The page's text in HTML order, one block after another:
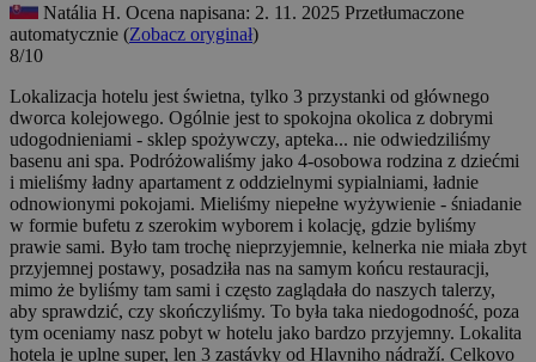
Natália H. Ocena napisana: 2. 11. 2025 Przetłumaczone
automatycznie (Zobacz oryginał)
8/10
Lokalizacja hotelu jest świetna, tylko 3 przystanki od głównego
dworca kolejowego. Ogólnie jest to spokojna okolica z dobrymi
udogodnieniami - sklep spożywczy, apteka... nie odwiedziliśmy
basenu ani spa. Podróżowaliśmy jako 4-osobowa rodzina z dziećmi
i mieliśmy ładny apartament z oddzielnymi sypialniami, ładnie
odnowionymi pokojami. Mieliśmy niepełne wyżywienie - śniadanie
w formie bufetu z szerokim wyborem i kolację, gdzie byliśmy
prawie sami. Było tam trochę nieprzyjemnie, kelnerka nie miała zbyt
przyjemnej postawy, posadziła nas na samym końcu restauracji,
mimo że byliśmy tam sami i często zaglądała do naszych talerzy,
aby sprawdzić, czy skończyliśmy. To była taka niedogodność, poza
tym oceniamy nasz pobyt w hotelu jako bardzo przyjemny. Lokalita
hotela je uplne super, len 3 zastávky od Hlavniho nádraží. Celkovo